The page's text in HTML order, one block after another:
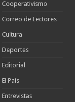
Cooperativismo
Correo de Lectores
Cultura
Deportes
Editorial
El País
Entrevistas